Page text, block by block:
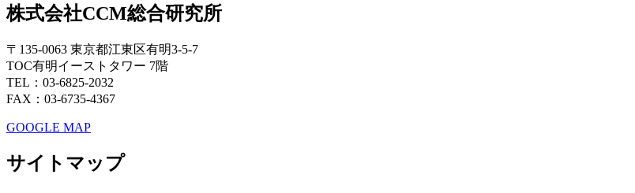
株式会社CCM総合研究所
〒135-0063 東京都江東区有明3-5-7
TOC有明イーストタワー 7階
TEL：03-6825-2032
FAX：03-6735-4367
GOOGLE MAP
サイトマップ